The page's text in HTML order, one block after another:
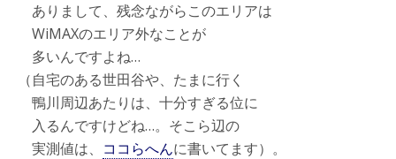
ありまして、残念ながらこのエリアは
WiMAXのエリア外なことが
多いんですよね…
（自宅のある世田谷や、たまに行く
鴨川周辺あたりは、十分すぎる位に
入るんですけどね…。そこら辺の
実測値は、 ココらへんに書いてます）。